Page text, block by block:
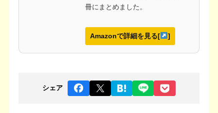
冊にまとめました。
Amazonで詳細を見る[ ]
シェア